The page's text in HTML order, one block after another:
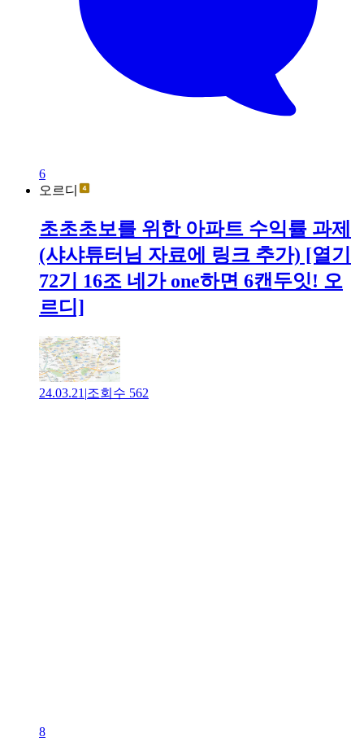
6
오르디
초초초보를 위한 아파트 수익률 과제
(샤샤튜터님 자료에 링크 추가) [열기
72기 16조 네가 one하면 6캔두잇! 오
르디]
24.03.21 |조회수 562
8